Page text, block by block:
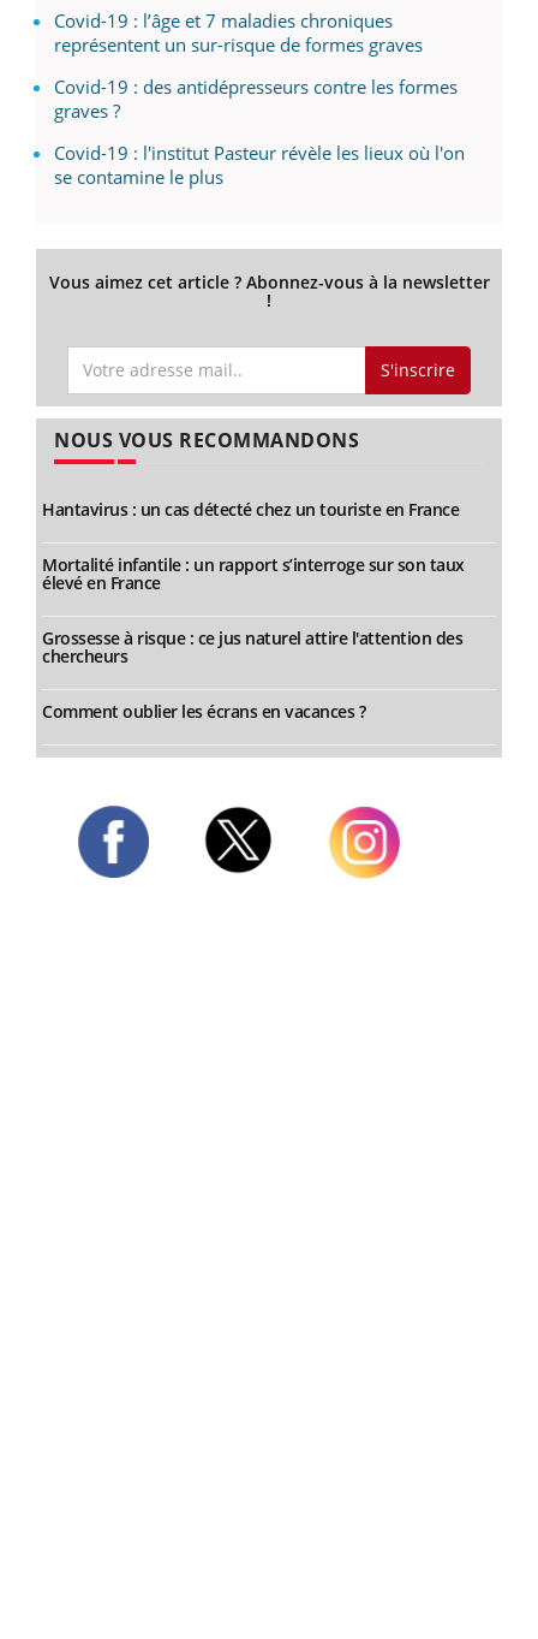
Covid-19 : l’âge et 7 maladies chroniques
représentent un sur-risque de formes graves
Covid-19 : des antidépresseurs contre les formes
graves ?
Covid-19 : l'institut Pasteur révèle les lieux où l'on
se contamine le plus
Vous aimez cet article ? Abonnez-vous à la newsletter
!
S'inscrire
NOUS VOUS RECOMMANDONS
Hantavirus : un cas détecté chez un touriste en France
Mortalité infantile : un rapport s’interroge sur son taux
élevé en France
Grossesse à risque : ce jus naturel attire l'attention des
chercheurs
Comment oublier les écrans en vacances ?